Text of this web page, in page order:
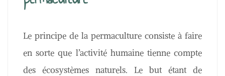
Le principe de la permaculture consiste à faire
en sorte que l’activité humaine tienne compte
des écosystèmes naturels. Le but étant de